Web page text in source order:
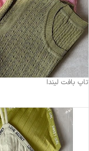
ناموجود
تاپ بافت لیندا